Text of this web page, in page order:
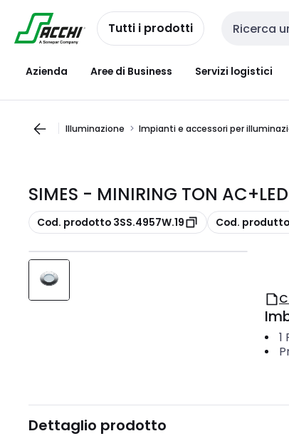
navigazione
Salta al
contenutoTutti i prodotti Cerca input
Azienda Aree di Business Servizi logistici
Illuminazione Impianti e accessori per
SIMES - MINIRING TON
copia
Cod. prodotto 3SS.4957W.19 copia
Cod.
1
Dettaglio prodotto